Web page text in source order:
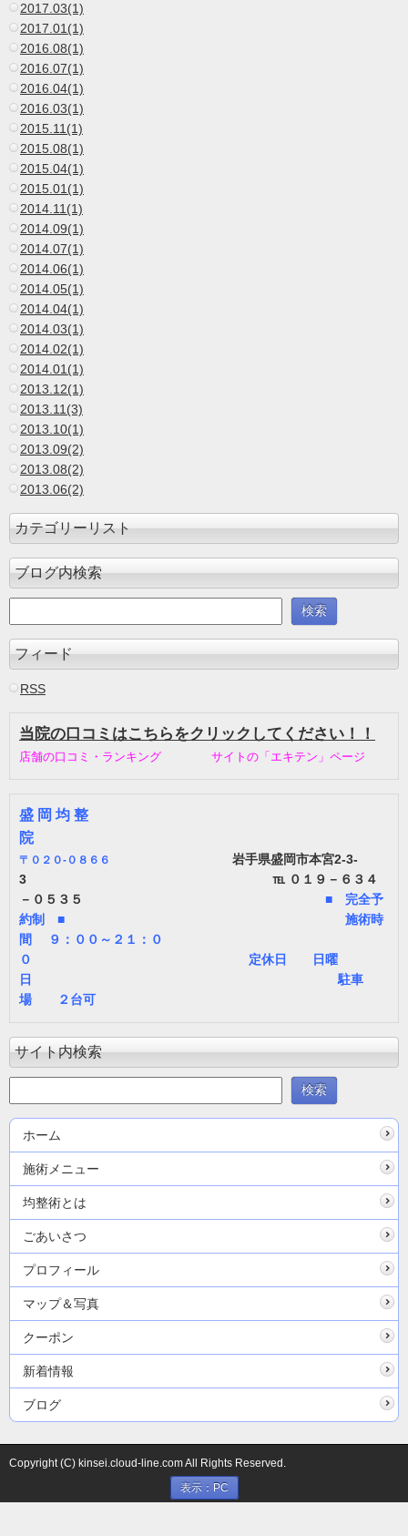
2017.03(1)
2017.01(1)
2016.08(1)
2016.07(1)
2016.04(1)
2016.03(1)
2015.11(1)
2015.08(1)
2015.04(1)
2015.01(1)
2014.11(1)
2014.09(1)
2014.07(1)
2014.06(1)
2014.05(1)
2014.04(1)
2014.03(1)
2014.02(1)
2014.01(1)
2013.12(1)
2013.11(3)
2013.10(1)
2013.09(2)
2013.08(2)
2013.06(2)
カテゴリーリスト
ブログ内検索
フィード
RSS
当院の口コミはこちらをクリックしてください！！
店舗の口コミ・ランキング サイトの「エキテン」ページ
盛 岡 均 整
院
〒 ０２０-０８６６
岩手県盛岡市本宮2-3-
3 ℡ ０１９－６３４
－０５３５
■ 完全予
約制 ■ 施術時
間 ９：００～２１：０
０ 定休日 日曜
日 駐車
場 ２台可
サイト内検索
ホーム
施術メニュー
均整術とは
ごあいさつ
プロフィール
マップ＆写真
クーポン
新着情報
ブログ
Copyright (C) kinsei.cloud-line.com All Rights Reserved.
表示：PC